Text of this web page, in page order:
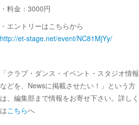
・料金：3000円
・エントリーはこちらから
http://et-stage.net/event/NC81MjYy/
「クラブ・ダンス・イベント・スタジオ情報
などを、Newsに掲載させたい！」という方
は、編集部まで情報をお寄せ下さい。詳しく
はこちらへ